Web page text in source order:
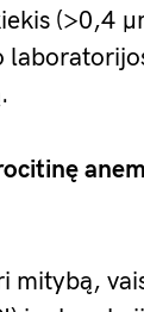
(>0,4
mitybą,